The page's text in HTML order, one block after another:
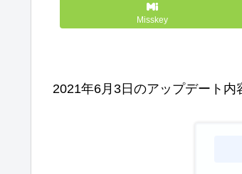
Misskey
2021年6月3日のアップデート内